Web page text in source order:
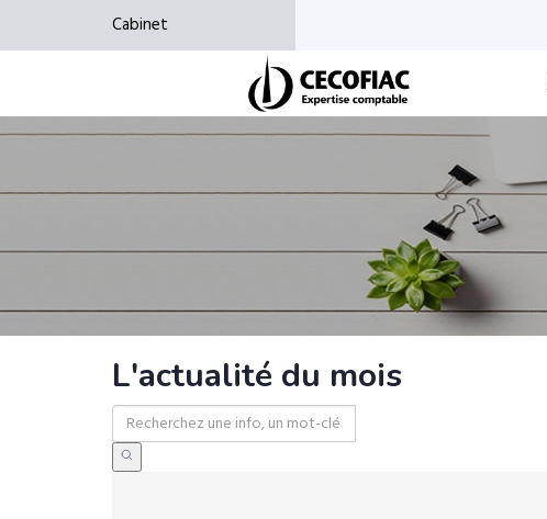
Cabinet
L'actualité du mois